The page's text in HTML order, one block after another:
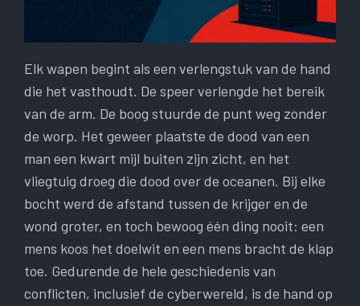
Elk wapen begint als een verlengstuk van de hand
die het vasthoudt. De speer verlengde het bereik
van de arm. De boog stuurde de punt weg zonder
de worp. Het geweer plaatste de dood van een
man een kwart mijl buiten zijn zicht, en het
vliegtuig droeg die dood over de oceanen. Bij elke
bocht werd de afstand tussen de krijger en de
wond groter, en toch bewoog één ding nooit: een
mens koos het doelwit en een mens bracht de klap
toe. Gedurende de hele geschiedenis van
conflicten, inclusief de cyberwereld, is de hand op